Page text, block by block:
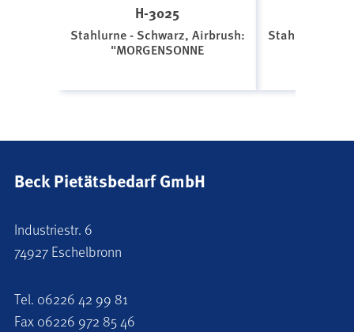
H-3025
Stahlurne - Schwarz, Airbrush:
"MORGENSONNE
Stahlurne -
Beck Pietätsbedarf GmbH
Industriestr. 6
74927 Eschelbronn
Tel. 06226 42 99 81
Fax 06226 972 85 46